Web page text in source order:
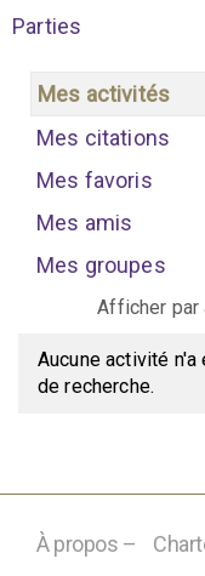
Parties
Mes activités
Mes citations
Mes favoris
Mes amis
Mes groupes
Afficher par
Aucune activité
de recherche.
À propos –